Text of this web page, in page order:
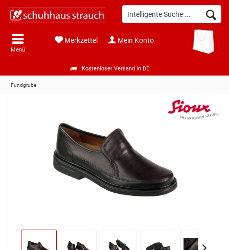
Kostenloser Versand in DE
Menü
Merkzettel Mein Konto
Fundgrube